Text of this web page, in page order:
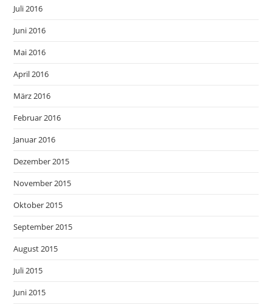
Juli 2016
Juni 2016
Mai 2016
April 2016
März 2016
Februar 2016
Januar 2016
Dezember 2015
November 2015
Oktober 2015
September 2015
August 2015
Juli 2015
Juni 2015